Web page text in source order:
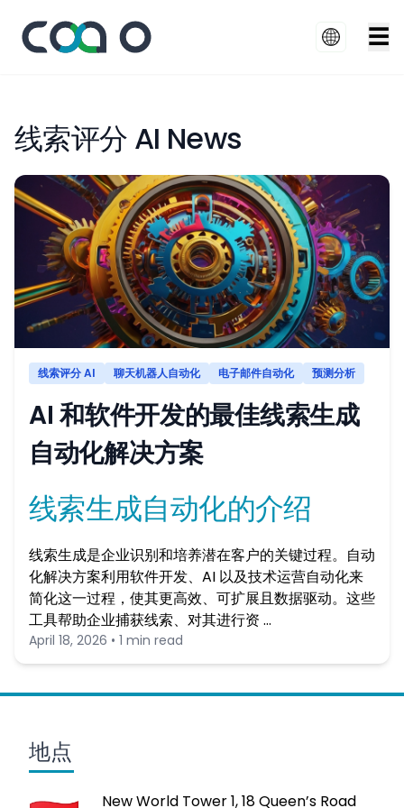
☰
线索评分 AI News
线索评分 AI 聊天机器人自动化 电子邮件自动化 预测分析
AI 和软件开发的最佳线索生成
自动化解决方案
线索生成自动化的介绍
线索生成是企业识别和培养潜在客户的关键过程。自动
化解决方案利用软件开发、AI 以及技术运营自动化来
简化这一过程，使其更高效、可扩展且数据驱动。这些
工具帮助企业捕获线索、对其进行资 …
April 18, 2026 • 1 min read
地点
New World Tower 1, 18 Queen’s Road